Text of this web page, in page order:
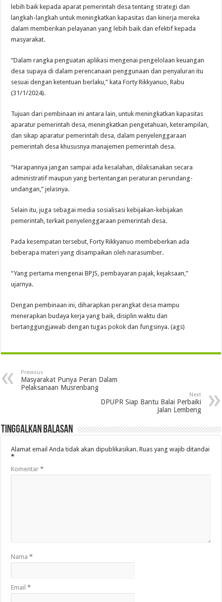
lebih baik kepada aparat pemerintah desa tentang strategi dan
langkah-langkah untuk meningkatkan kapasitas dan kinerja mereka
dalam memberikan pelayanan yang lebih baik dan efektif kepada
masyarakat.
“Dalam rangka penguatan aplikasi mengenai pengelolaan keuangan
desa supaya di dalam perencanaan penggunaan dan penyaluran itu
sesuai dengan ketentuan berlaku,” kata Forty Rikkyanuo, Rabu
(31/1/2024).
Tujuan dari pembinaan ini antara lain, untuk meningkatkan kapasitas
aparatur pemerintah desa, meningkatkan pengetahuan, keterampilan,
dan sikap aparatur pemerintah desa, dalam penyelenggaraan
pemerintah desa khususnya manajemen pemerintah desa.
“Harapannya jangan sampai ada kesalahan, dilaksanakan secara
administratif maupun yang bertentangan peraturan perundang-
undangan,” jelasnya.
Selain itu, juga sebagai media sosialisasi kebijakan-kebijakan
pemerintah, terkait penyelenggaraan pemerintah desa.
Pada kesempatan tersebut, Forty Rikkyanuo membeberkan ada
beberapa materi yang disampaikan oleh narasumber.
“Yang pertama mengenai BPJS, pembayaran pajak, kejaksaan,”
ujarnya.
Dengan pembinaan ini, diharapkan perangkat desa mampu
menerapkan budaya kerja yang baik, disiplin waktu dan
bertanggungjawab dengan tugas pokok dan fungsinya. (ags)
Previous
Masyarakat Punya Peran Dalam
Pelaksanaan Musrenbang
Next
DPUPR Siap Bantu Balai Perbaiki
Jalan Lembeng
Tinggalkan Balasan
Alamat email Anda tidak akan dipublikasikan. Ruas yang wajib ditandai
*
Komentar*
Nama*
Email*